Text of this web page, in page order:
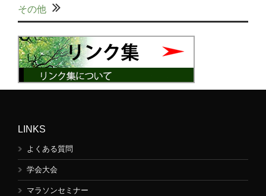
その他
LINKS
よくある質問
学会大会
マラソンセミナー